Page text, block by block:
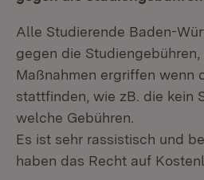
Alle Studierende Baden-
gegen die
Maßnahmen ergriffen wenn
stattfinden, wie zB. die kein
welche Gebühren.
Es ist sehr rassistisch und
haben das Recht auf